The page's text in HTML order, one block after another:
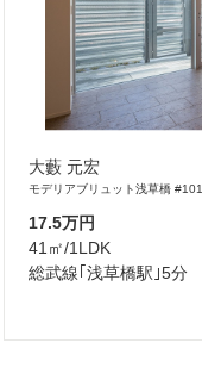
大藪 元宏
モデリアブリュット浅草橋 #101
17.5万円
41㎡/1LDK
総武線｢浅草橋駅｣5分